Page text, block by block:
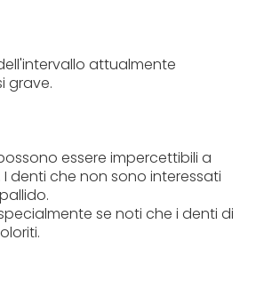
attualmente
grave.
essere impercettibili a
denti che non sono interessati
se noti che i denti di